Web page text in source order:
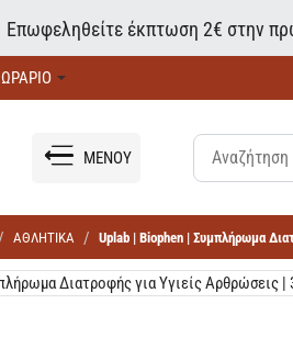
Επωφεληθείτε έκπτωση 2€ στην
ΩΡΑΡΙΟ
ΜΕΝΟΥ
ΑΘΛΗΤΙΚΑ Uplab | Biophen | Συμπλήρωμα